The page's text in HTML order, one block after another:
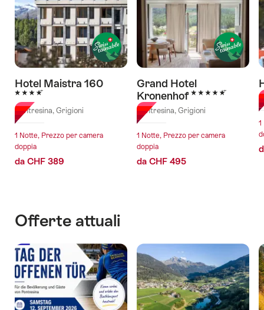
Hotel Maistra 160
4 Stelle
Pontresina, Grigioni
1 Notte, Prezzo per camera
doppia
da CHF 389
Grand Hotel
Kronenhof 5 Stelle
Pontresina, Grigioni
1 Notte, Prezzo per camera
doppia
da CHF 495
1
Offerte attuali